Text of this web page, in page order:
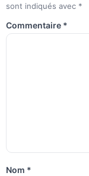
sont indiqués avec *
Commentaire *
Nom *